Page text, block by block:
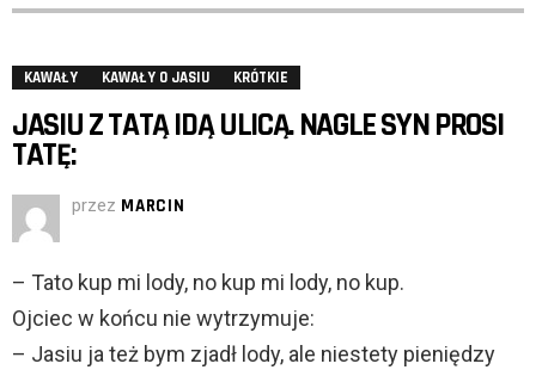
KAWAŁY KAWAŁY O JASIU KRÓTKIE
JASIU Z TATĄ IDĄ ULICĄ. NAGLE SYN PROSI
TATĘ:
przez MARCIN
– Tato kup mi lody, no kup mi lody, no kup.
Ojciec w końcu nie wytrzymuje:
– Jasiu ja też bym zjadł lody, ale niestety pieniędzy